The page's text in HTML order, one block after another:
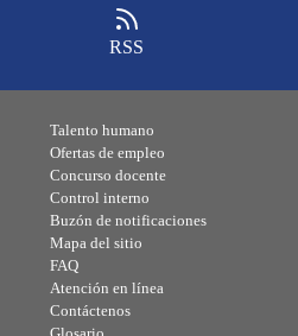
RSS
Talento humano
Ofertas de empleo
Concurso docente
Control interno
Buzón de notificaciones
Mapa del sitio
FAQ
Atención en línea
Contáctenos